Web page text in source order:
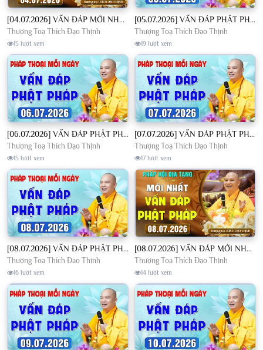
[04.07.2026] VẤN ĐÁP MỚI NHẤT - Pháp Hội Địa Tạng Chùa Khai Nguyên | TT. Thích Đạo Thịnh
Thượng Toạ Thích Đạo Thịnh
15 lượt xem
[05.07.2026] VẤN ĐÁP PHẬT PHÁP - Nghe Thầy giảng Pháp mỗi ngày CÔNG ĐỨC VÔ LƯỢNG│TT. Thích Đạo Thịnh
Thượng Toạ Thích Đạo Thịnh
19 lượt xem
[06.07.2026] VẤN ĐÁP PHẬT PHÁP - Nghe Thầy giảng Pháp mỗi ngày CÔNG ĐỨC VÔ LƯỢNG│TT. Thích Đạo Thịnh
Thượng Toạ Thích Đạo Thịnh
15 lượt xem
[07.07.2026] VẤN ĐÁP PHẬT PHÁP - Nghe Thầy giảng Pháp mỗi ngày CÔNG ĐỨC VÔ LƯỢNG│TT. Thích Đạo Thịnh
Thượng Toạ Thích Đạo Thịnh
17 lượt xem
[08.07.2026] VẤN ĐÁP PHẬT PHÁP - Nghe Thầy giảng Pháp mỗi ngày CÔNG ĐỨC VÔ LƯỢNG│TT. Thích Đạo Thịnh
Thượng Toạ Thích Đạo Thịnh
16 lượt xem
[08.07.2026] VẤN ĐÁP MỚI NHẤT - Pháp Hội Địa Tạng Chùa Khai Nguyên | TT. Thích Đạo Thịnh
Thượng Toạ Thích Đạo Thịnh
14 lượt xem